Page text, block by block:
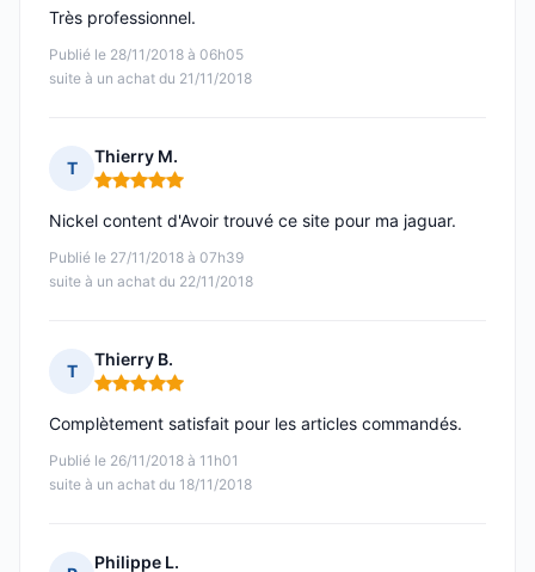
Publié le 28/11/2018 à 06h05
suite à un achat du 21/11/2018
Très professionnel.
T
Thierry M.
Note : 5 sur 5
Publié le 27/11/2018 à 07h39
suite à un achat du 22/11/2018
Nickel content d'Avoir trouvé ce site pour ma jaguar.
T
Thierry B.
Note : 5 sur 5
Publié le 26/11/2018 à 11h01
suite à un achat du 18/11/2018
Complètement satisfait pour les articles commandés.
Philippe L.